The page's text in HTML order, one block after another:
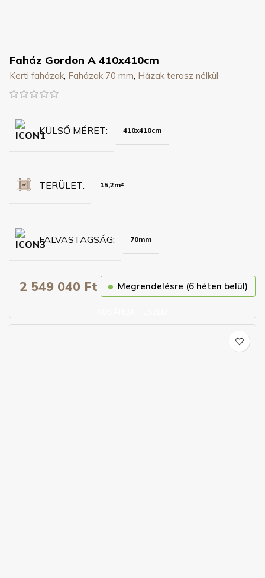
Faház Gordon A 410x410cm
Kerti faházak Faházak 70 mm Házak terasz nélkül
KÜLSŐ MÉRET 410x410cm
TERÜLET 15,2m²
FALVASTAGSÁG 70mm
2 549 040 Ft Megrendelésre (6 héten belül)